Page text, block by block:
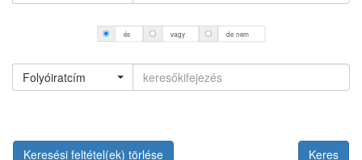
és vagy de nem
Folyóiratcím
Keresési feltétel(ek) törlése